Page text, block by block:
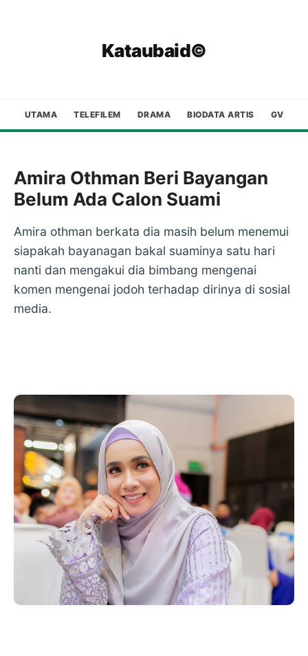
Kataubaid©
UTAMA TELEFILEM DRAMA BIODATA ARTIS GV
Amira Othman Beri Bayangan
Belum Ada Calon Suami
Amira othman berkata dia masih belum menemui
siapakah bayanagan bakal suaminya satu hari
nanti dan mengakui dia bimbang mengenai
komen mengenai jodoh terhadap dirinya di sosial
media.